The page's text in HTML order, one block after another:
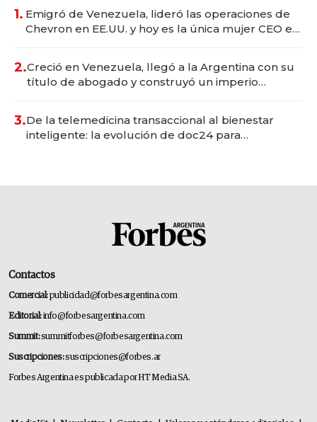
1. Emigró de Venezuela, lideró las operaciones de
Chevron en EE.UU. y hoy es la única mujer CEO en
2.Creció en Venezuela, llegó a la Argentina con su
título de abogado y construyó un imperio
3.De la telemedicina transaccional al bienestar
inteligente: la evolución de doc24 para
Contactos
Comercial:publicidad@forbesargentina.com
Editorial:info@forbesargentina.com
Summit:summitforbes@forbesargentina.com
Suscripciones:suscripciones@forbes.ar
Forbes Argentina es publicada por HT Media SA.